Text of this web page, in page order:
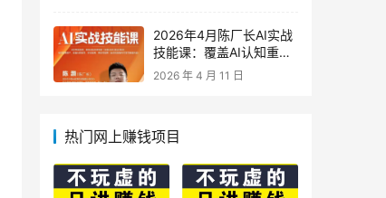
2026年4月陈厂长AI实战
技能课：覆盖AI认知重
构、智能体与大模型解
2026 年 4 月 11 日
热门网上赚钱项目